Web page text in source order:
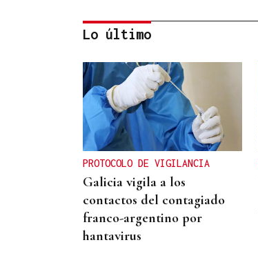
CONTROL DE POBOACIÓN
A Limia, “zona cero” para o
censo das aves galegas
Lo último
PROTOCOLO DE VIGILANCIA
Galicia vigila a los
contactos del contagiado
franco-argentino por
hantavirus